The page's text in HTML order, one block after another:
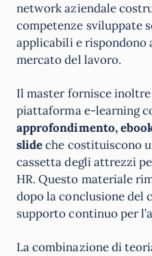
network aziendale
competenze sviluppate
applicabili e rispondono
mercato del lavoro.
Il master fornisce inoltre
piattaforma e-learning
approfondimento,
slideche costituiscono
cassetta degli attrezzi
HR. Questo materiale
dopo la conclusione del
supporto continuo per
La combinazione di